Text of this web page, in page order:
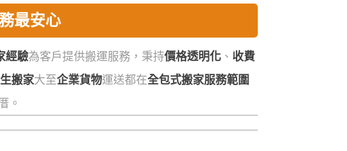
最安心
經驗為客戶提供搬運服務，秉持價格透明化 、 收費
搬家大至企業貨物運送都在全包式搬家服務範圍
。